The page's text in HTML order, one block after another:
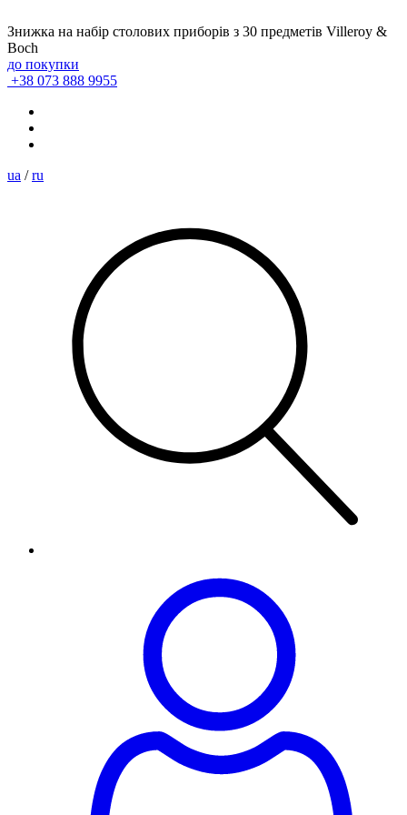
Знижка на набір столових приборів з 30 предметів Villeroy &
Boch
до покупки
+38 073 888 9955
ua / ru